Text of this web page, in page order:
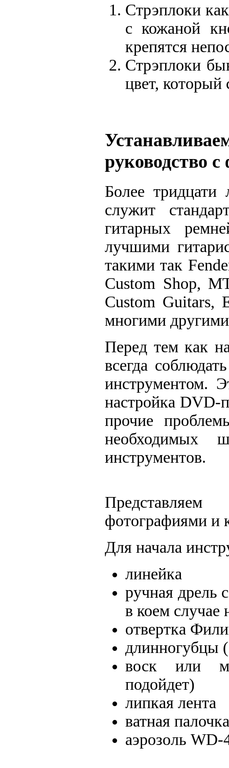
Стрэплоки
с кожаной
крепятся
Стрэплоки
цвет, который
руководство с
Более
служит
гитарных
лучшими
такими так
Custom Shop,
Custom Guitars,
многими
Перед тем как
всегда
инструментом.
настройка DVD-
прочие
необходимых
инструментов.
фотографиями и
Для начала
линейка
ручная дрель
в коем случае
отвертка
длинногубцы
воск или
подойдет)
липкая лента
ватная палочка
аэрозоль WD-